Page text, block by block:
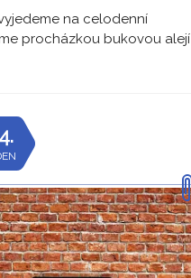
na celodenní
procházkou bukovou alejí
4.